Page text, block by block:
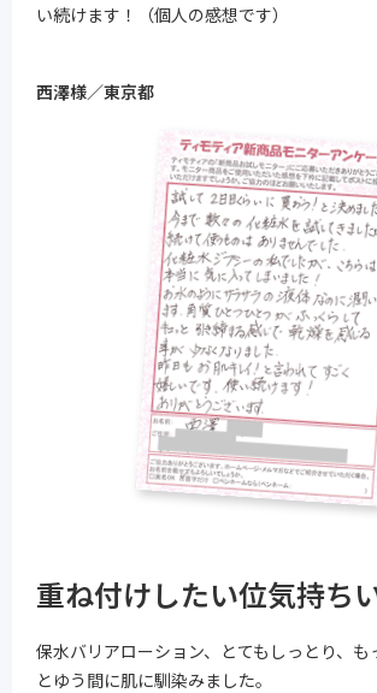
い続けます！（個人の感想です）
西澤様／東京都
重ね付けしたい位気持ち
保水バリアローション、とてもしっとり、も
とゆう間に肌に馴染みました。